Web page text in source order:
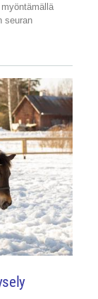
seuran